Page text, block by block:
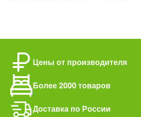
Цены от производителя
Более 2000 товаров
Доставка по России